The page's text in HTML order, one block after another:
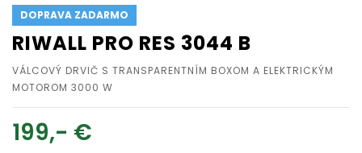
DOPRAVA ZADARMO
RIWALL PRO RES 3044 B
VÁLCOVÝ DRVIČ S TRANSPARENTNÍM BOXOM A ELEKTRICKÝM
MOTOROM 3000 W
199,- €